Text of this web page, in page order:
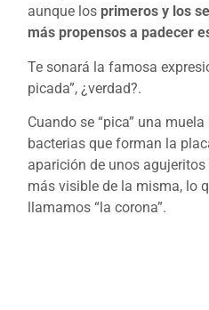
aunque los primeros y los
más propensos a padecer
Te sonará la famosa
picada”, ¿verdad?.
Cuando se “pica” una
bacterias que forman la
aparición de unos
más visible de la misma, lo
llamamos “la corona”.